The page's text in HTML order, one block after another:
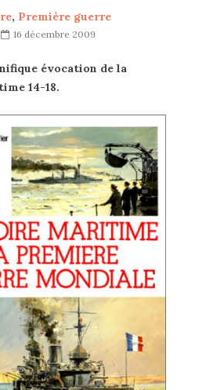
, Première guerre
16 décembre 2009
évocation de la
14-18.